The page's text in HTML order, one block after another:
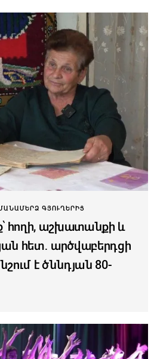
ԳՅՈՒՂԵՐԻՑ
հողի, աշխատանքի և
հետ․ արծվաբերդցի
է ծննդյան 80-